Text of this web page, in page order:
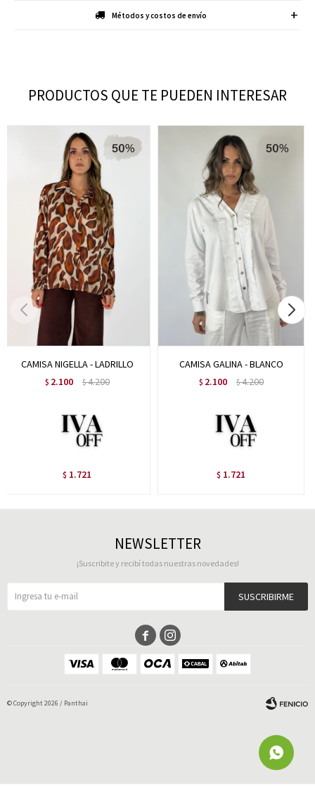
Métodos y costos de envío
PRODUCTOS QUE TE PUEDEN INTERESAR
CAMISA NIGELLA - LADRILLO
$ 2.100 $4.200
$ 1.721
CAMISA GALINA - BLANCO
$ 2.100 $4.200
$ 1.721
NEWSLETTER
¡Suscribite y recibí todas nuestras novedades!
SUSCRIBIRME
 
© Copyright 2026 / Panthai